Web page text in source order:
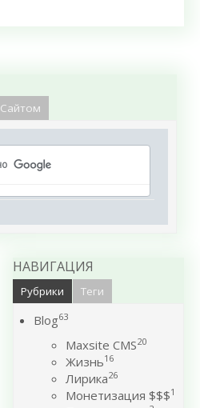
Сайтом
НАВИГАЦИЯ
Рубрики Теги
Blog63
Maxsite CMS20
Жизнь16
Лирика26
Монетизация $$$1